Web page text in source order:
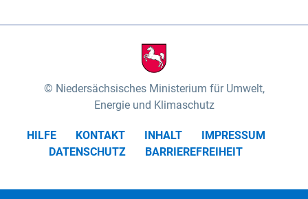
Niedersächsisches Ministerium für Umwelt,
Energie und Klimaschutz
HILFE KONTAKT INHALT
IMPRESSUM
DATENSCHUTZ
BARRIEREFREIHEIT